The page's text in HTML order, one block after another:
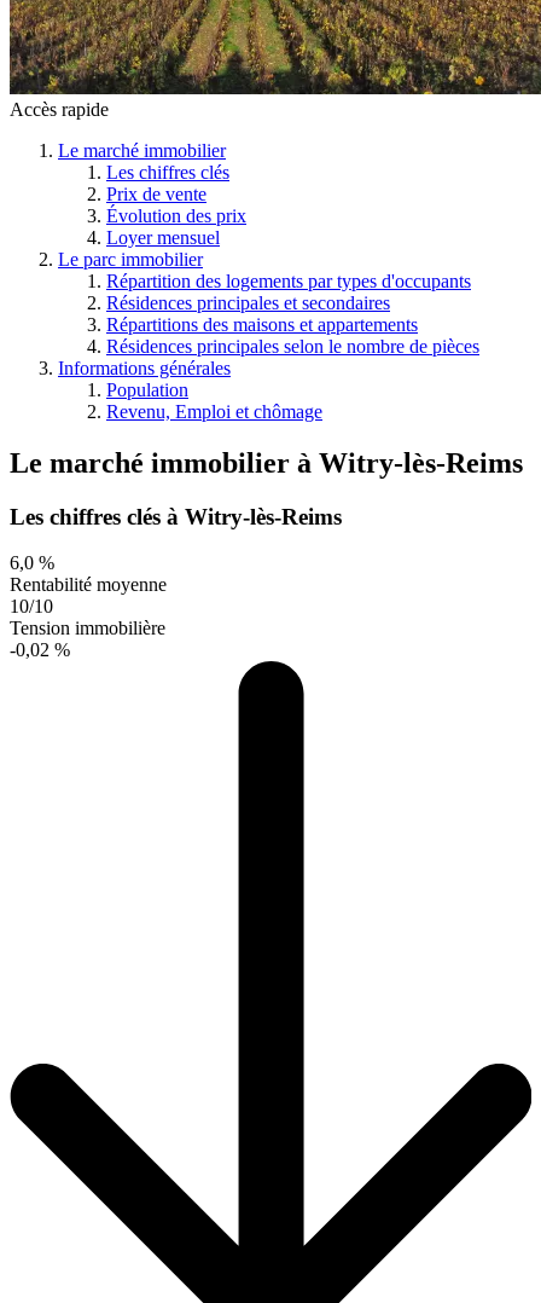
Accès rapide
Le marché immobilier
Les chiffres clés
Prix de vente
Évolution des prix
Loyer mensuel
Le parc immobilier
Répartition des logements par types d'occupants
Résidences principales et secondaires
Répartitions des maisons et appartements
Résidences principales selon le nombre de pièces
Informations générales
Population
Revenu, Emploi et chômage
Le marché immobilier à Witry-lès-Reims
Les chiffres clés à Witry-lès-Reims
6,0 %
Rentabilité moyenne
10/10
Tension immobilière
-0,02 %